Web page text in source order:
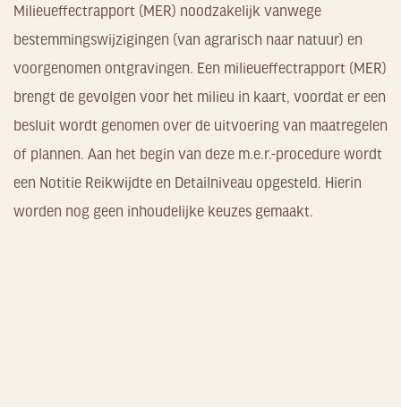
Milieueffectrapport (MER) noodzakelijk vanwege
bestemmingswijzigingen (van agrarisch naar natuur) en
voorgenomen ontgravingen. Een milieueffectrapport (MER)
brengt de gevolgen voor het milieu in kaart, voordat er een
besluit wordt genomen over de uitvoering van maatregelen
of plannen. Aan het begin van deze m.e.r.-procedure wordt
een Notitie Reikwijdte en Detailniveau opgesteld. Hierin
worden nog geen inhoudelijke keuzes gemaakt.